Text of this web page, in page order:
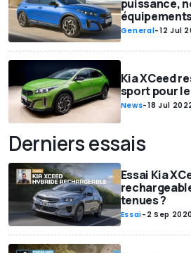
puissance,
General-12 Jul
Kia XCeed
sport pour
News-18 Jul
Derniers essais
Essai Kia
tenues ?
Essai- 2 Sep 2020